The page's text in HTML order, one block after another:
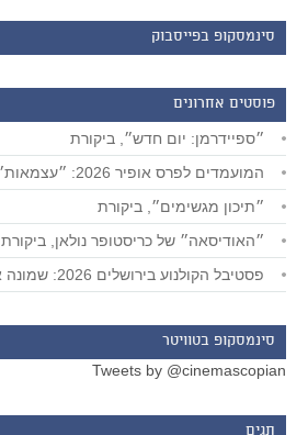
סינמסקופ בפייסבוק
פוסטים אחרונים
״ספיידרמן: יום חדש״, ביקורת
המועמדים לפרס אופיר 2026: ״עצמאות״ מוביל
״תיכון מגשימים״, ביקורת
״האודיסאה״ של כריסטופר נולאן, ביקורת
פסטיבל הקולנוע בירושלים 2026: שמונה או תשע המלצות
סינמסקופ בטוויטר
Tweets by @cinemascopian